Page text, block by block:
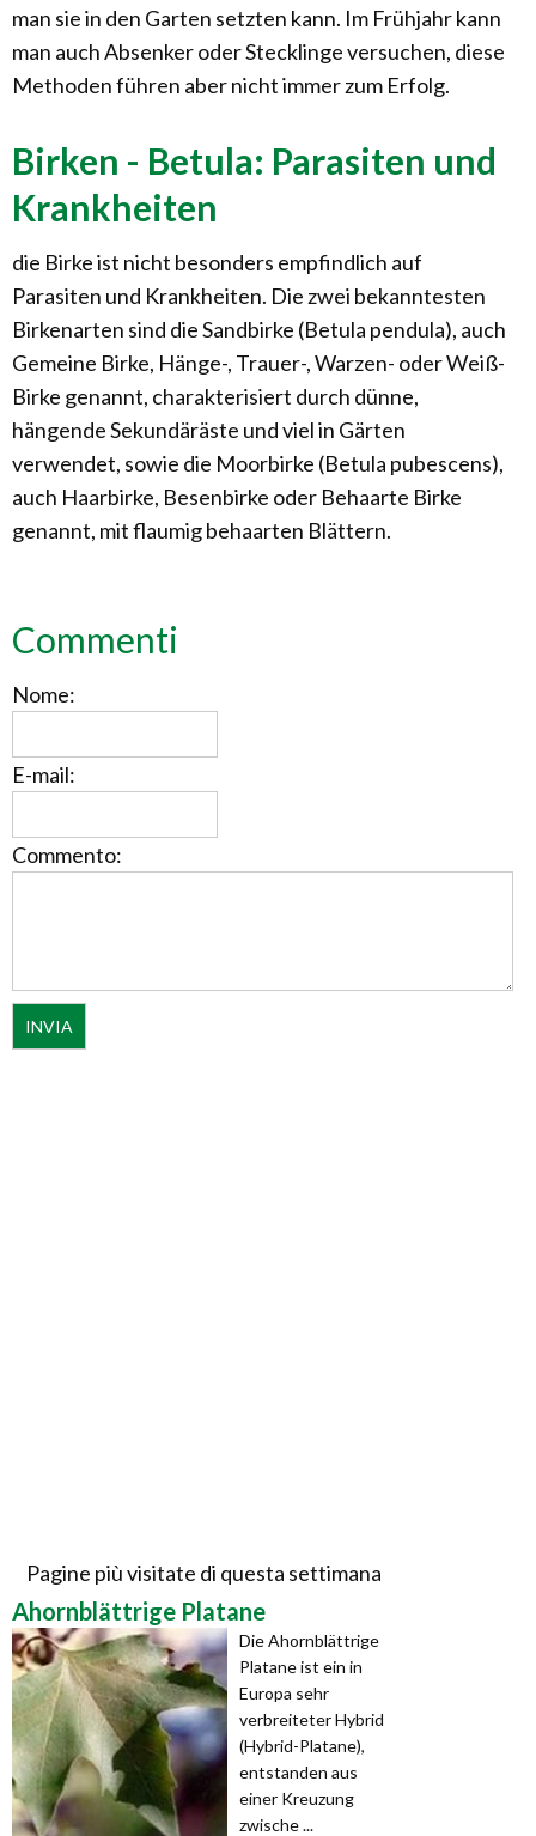
man sie in den Garten setzten kann. Im Frühjahr kann
man auch Absenker oder Stecklinge versuchen, diese
Methoden führen aber nicht immer zum Erfolg.
Birken - Betula: Parasiten und
Krankheiten
die Birke ist nicht besonders empfindlich auf
Parasiten und Krankheiten. Die zwei bekanntesten
Birkenarten sind die Sandbirke (Betula pendula), auch
Gemeine Birke, Hänge-, Trauer-, Warzen- oder Weiß-
Birke genannt, charakterisiert durch dünne,
hängende Sekundäräste und viel in Gärten
verwendet, sowie die Moorbirke (Betula pubescens),
auch Haarbirke, Besenbirke oder Behaarte Birke
genannt, mit flaumig behaarten Blättern.
Commenti
Nome:
E-mail:
Commento:
Pagine più visitate di questa settimana
Ahornblättrige Platane
Die Ahornblättrige
Platane ist ein in
Europa sehr
verbreiteter Hybrid
(Hybrid-Platane),
entstanden aus
einer Kreuzung
zwische ...